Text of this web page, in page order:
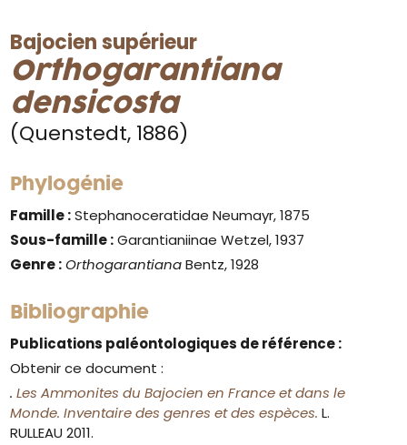
Bajocien supérieur
Orthogarantiana
densicosta
(Quenstedt, 1886)
Phylogénie
Famille :Stephanoceratidae Neumayr, 1875
Sous-famille :Garantianiinae Wetzel, 1937
Genre : OrthogarantianaBentz, 1928
Bibliographie
Publications paléontologiques de référence :
Obtenir ce document :
.Les Ammonites du Bajocien en France et dans le
Monde. Inventaire des genres et des espèces. L.
RULLEAU 2011.